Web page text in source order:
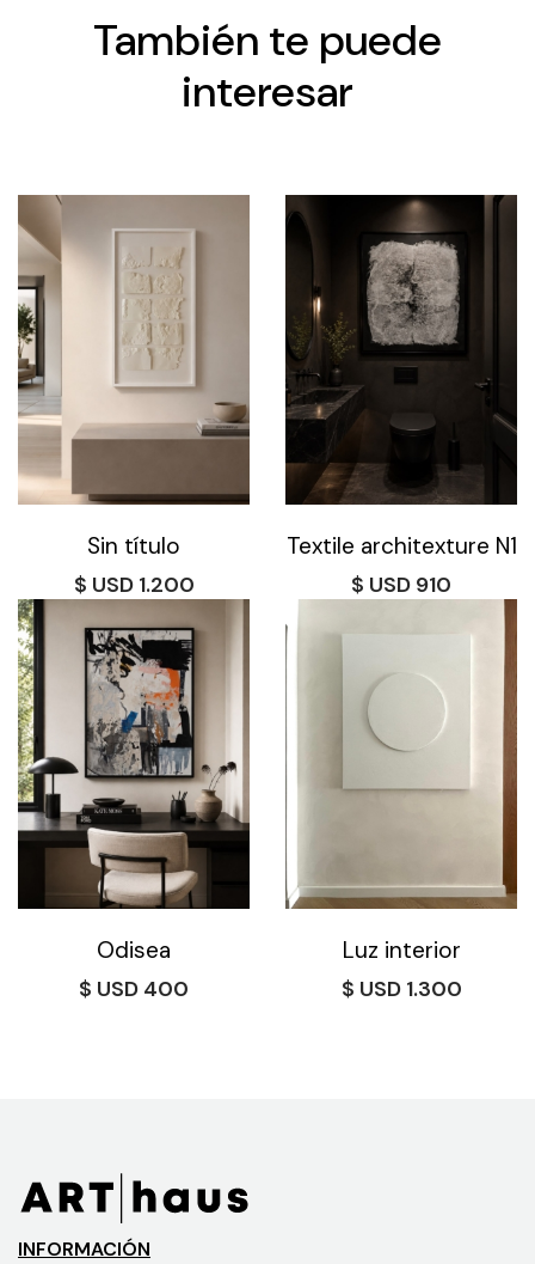
También te puede
interesar
Sin título
$ 1.200
Textile architexture N1
$ 910
Odisea
$ 400
Luz interior
$ 1.300
INFORMACIÓN